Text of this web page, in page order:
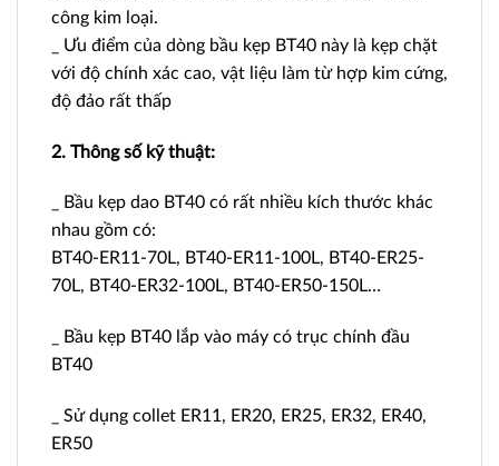
công kim loại.
_ Ưu điểm của dòng bầu kẹp BT40 này là kẹp chặt
với độ chính xác cao, vật liệu làm từ hợp kim cứng,
độ đảo rất thấp
2. Thông số kỹ thuật:
_ Bầu kẹp dao BT40 có rất nhiều kích thước khác
nhau gồm có:
BT40-ER11-70L, BT40-ER11-100L, BT40-ER25-
70L, BT40-ER32-100L, BT40-ER50-150L…
_ Bầu kẹp BT40 lắp vào máy có trục chính đầu
BT40
_ Sử dụng collet ER11, ER20, ER25, ER32, ER40,
ER50